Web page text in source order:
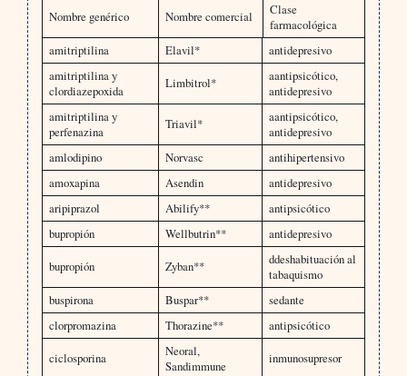
Nombre genérico Nombre comercial
Clase
farmacológica
amitriptilina
Elavil*
antidepresivo
amitriptilina y
clordiazepoxida
Limbitrol*
aantipsicótico,
antidepresivo
amitriptilina y
perfenazina
Triavil*
aantipsicótico,
antidepresivo
amlodipino
Norvasc
antihipertensivo
amoxapina
Asendin
antidepresivo
aripiprazol
Abilify**
antipsicótico
bupropión
Wellbutrin**
antidepresivo
bupropión
Zyban**
ddeshabituación al
tabaquismo
buspirona
Buspar**
sedante
clorpromazina
Thorazine**
antipsicótico
ciclosporina
Neoral,
Sandimmune
inmunosupresor